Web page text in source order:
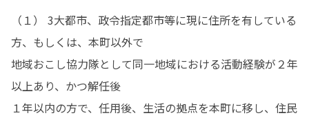
（１） 3大都市、政令指定都市等に現に住所を有している
方、もしくは、本町以外で
地域おこし協力隊として同一地域における活動経験が２年
以上あり、かつ解任後
１年以内の方で、任用後、生活の拠点を本町に移し、住民